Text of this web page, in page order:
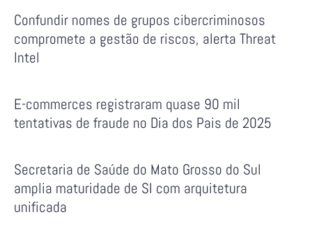
Confundir nomes de grupos cibercriminosos
compromete a gestão de riscos, alerta Threat
Intel
E-commerces registraram quase 90 mil
tentativas de fraude no Dia dos Pais de 2025
Secretaria de Saúde do Mato Grosso do Sul
amplia maturidade de SI com arquitetura
unificada